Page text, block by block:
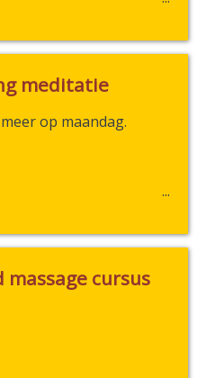
meditatie
op maandag.
massage cursus